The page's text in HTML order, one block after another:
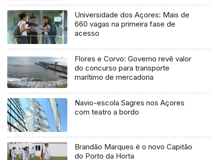
Universidade dos Açores: Mais de
660 vagas na primeira fase de
acesso
Flores e Corvo: Governo revê valor
do concurso para transporte
marítimo de mercadoria
Navio-escola Sagres nos Açores
com teatro a bordo
Brandão Marques é o novo Capitão
do Porto da Horta